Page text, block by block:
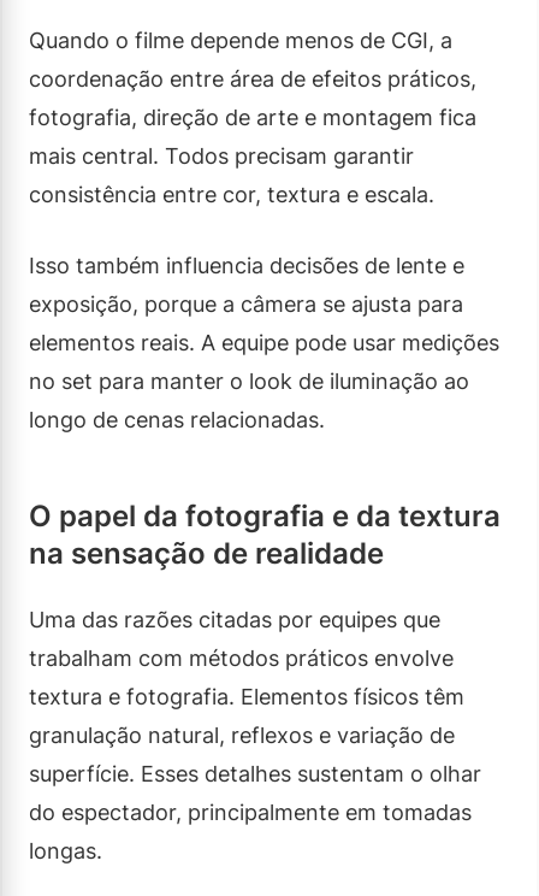
Quando o filme depende menos de CGI, a
coordenação entre área de efeitos práticos,
fotografia, direção de arte e montagem fica
mais central. Todos precisam garantir
consistência entre cor, textura e escala.
Isso também influencia decisões de lente e
exposição, porque a câmera se ajusta para
elementos reais. A equipe pode usar medições
no set para manter o look de iluminação ao
longo de cenas relacionadas.
O papel da fotografia e da textura
na sensação de realidade
Uma das razões citadas por equipes que
trabalham com métodos práticos envolve
textura e fotografia. Elementos físicos têm
granulação natural, reflexos e variação de
superfície. Esses detalhes sustentam o olhar
do espectador, principalmente em tomadas
longas.